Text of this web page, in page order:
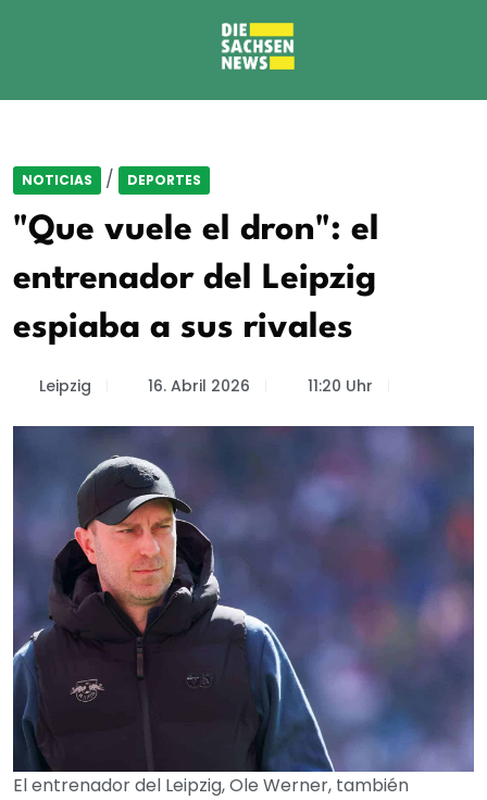
NOTICIAS / DEPORTES
"Que vuele el dron": el
entrenador del Leipzig
espiaba a sus rivales
Leipzig 16. Abril 2026 11:20 Uhr
El entrenador del Leipzig, Ole Werner, también